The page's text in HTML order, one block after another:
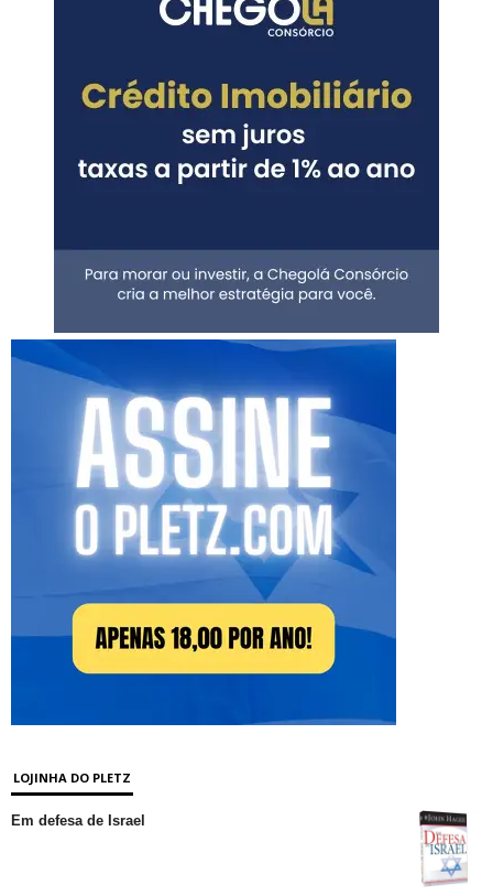
LOJINHA DO PLETZ
Em defesa de Israel